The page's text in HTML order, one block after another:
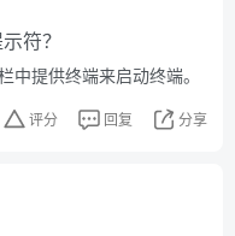
符？
提供终端来启动终端。
评分 回复 分享